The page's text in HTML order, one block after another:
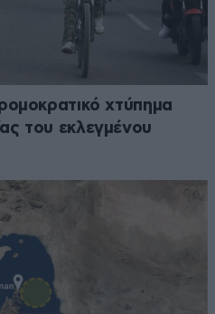
χτύπημα
του εκλεγμένου